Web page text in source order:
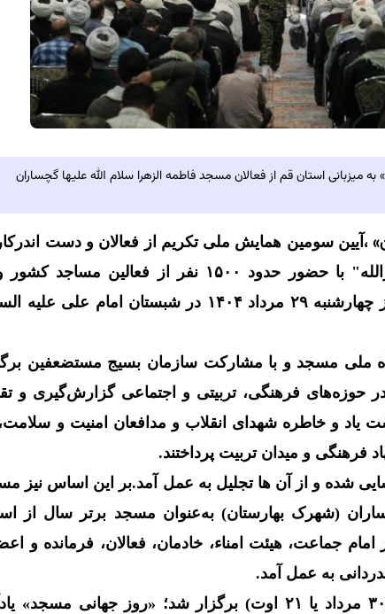
میزبانی استان قم از فعالان مسجد فاطمه الزهرا سلام الله علیها گچساران
، آیین سومین همایش ملی تکریم از فعالان و دست
با حضور حدود ۱۵۰۰ نفر از فعالین مساجد کشور
چهارشنبه۲۹ مرداد۱۴۰۴ در شبستان امام علی علیه
ملی مسجد و با مشارکت سازمان بسیج مستضعفین
فرهنگی، تربیتی و اجتماعی گزارش‌گیری و
و خاطره شهدای انقلاب و مدافعان امنیت و
فرهنگی و میدان تربیت پرداختند.
کشور شناسایی شده و از آن ها تجلیل به عمل آمد.بر این اساس نیز
(شهرک بهارستان) به‌عنوان مسجد برتر سال از
جماعت، هیئت امناء، خادمان، فعالان، فرمانده و
به عمل آمد.
۳۰ مرداد یا ۲۱ اوت) برگزار شد؛ «روز جهانی مسجد»